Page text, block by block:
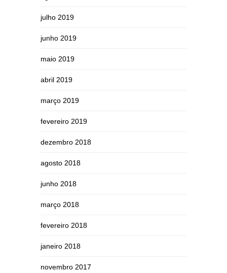
julho 2019
junho 2019
maio 2019
abril 2019
março 2019
fevereiro 2019
dezembro 2018
agosto 2018
junho 2018
março 2018
fevereiro 2018
janeiro 2018
novembro 2017